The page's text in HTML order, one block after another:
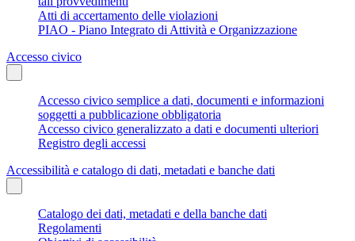
Atti di accertamento delle violazioni
PIAO - Piano Integrato di Attività e Organizzazione
Accesso civico
Accesso civico semplice a dati, documenti e informazioni
soggetti a pubblicazione obbligatoria
Accesso civico generalizzato a dati e documenti ulteriori
Registro degli accessi
Accessibilità e catalogo di dati, metadati e banche dati
Catalogo dei dati, metadati e della banche dati
Regolamenti